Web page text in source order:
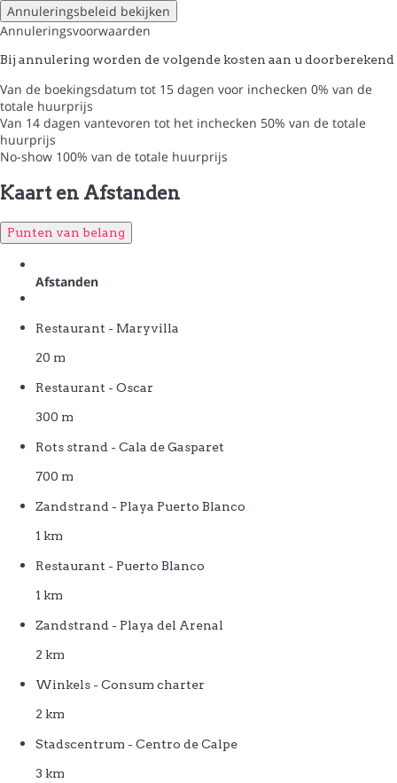
Annuleringsbeleid bekijken
Annuleringsvoorwaarden
Bij annulering worden de volgende kosten aan u doorberekend
Van de boekingsdatum tot 15 dagen voor inchecken 0% van de
totale huurprijs
Van 14 dagen vantevoren tot het inchecken 50% van de totale
huurprijs
No-show 100% van de totale huurprijs
Kaart en Afstanden
Punten van belang
Afstanden
Restaurant - Maryvilla
20 m
Restaurant - Oscar
300 m
Rots strand - Cala de Gasparet
700 m
Zandstrand - Playa Puerto Blanco
1 km
Restaurant - Puerto Blanco
1 km
Zandstrand - Playa del Arenal
2 km
Winkels - Consum charter
2 km
Stadscentrum - Centro de Calpe
3 km